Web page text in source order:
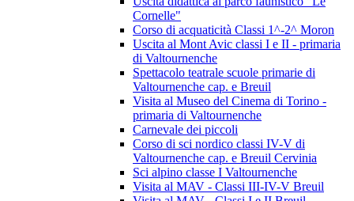
Cornelle"
Corso di acquaticità Classi 1^-2^ Moron
Uscita al Mont Avic classi I e II - primaria
di Valtournenche
Spettacolo teatrale scuole primarie di
Valtournenche cap. e Breuil
Visita al Museo del Cinema di Torino -
primaria di Valtournenche
Carnevale dei piccoli
Corso di sci nordico classi IV-V di
Valtournenche cap. e Breuil Cervinia
Sci alpino classe I Valtournenche
Visita al MAV - Classi III-IV-V Breuil